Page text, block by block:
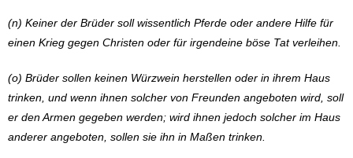
(n) Keiner der Brüder soll wissentlich Pferde oder andere Hilfe für
einen Krieg gegen Christen oder für irgendeine böse Tat verleihen.
(o) Brüder sollen keinen Würzwein herstellen oder in ihrem Haus
trinken, und wenn ihnen solcher von Freunden angeboten wird, soll
er den Armen gegeben werden; wird ihnen jedoch solcher im Haus
anderer angeboten, sollen sie ihn in Maßen trinken.